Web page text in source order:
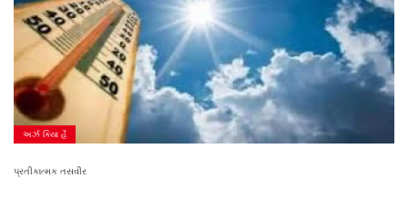
અર્ઝ કિયા હૈ
પ્રતીકાત્મક તસવીર